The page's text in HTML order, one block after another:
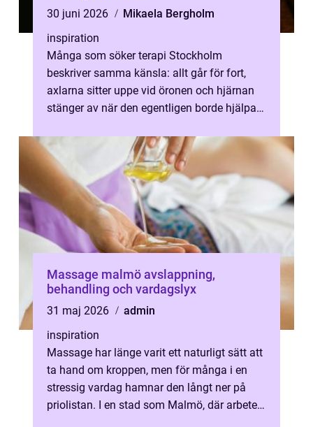
30 juni 2026
Mikaela Bergholm
inspiration
Många som söker terapi Stockholm
beskriver samma känsla: allt går för fort,
axlarna sitter uppe vid öronen och hjärnan
stänger av när den egentligen borde hjälpa
Massage malmö avslappning,
behandling och vardagslyx
31 maj 2026
admin
inspiration
Massage har länge varit ett naturligt sätt att
ta hand om kroppen, men för många i en
stressig vardag hamnar den långt ner på
priolistan. I en stad som Malmö, där arbete,